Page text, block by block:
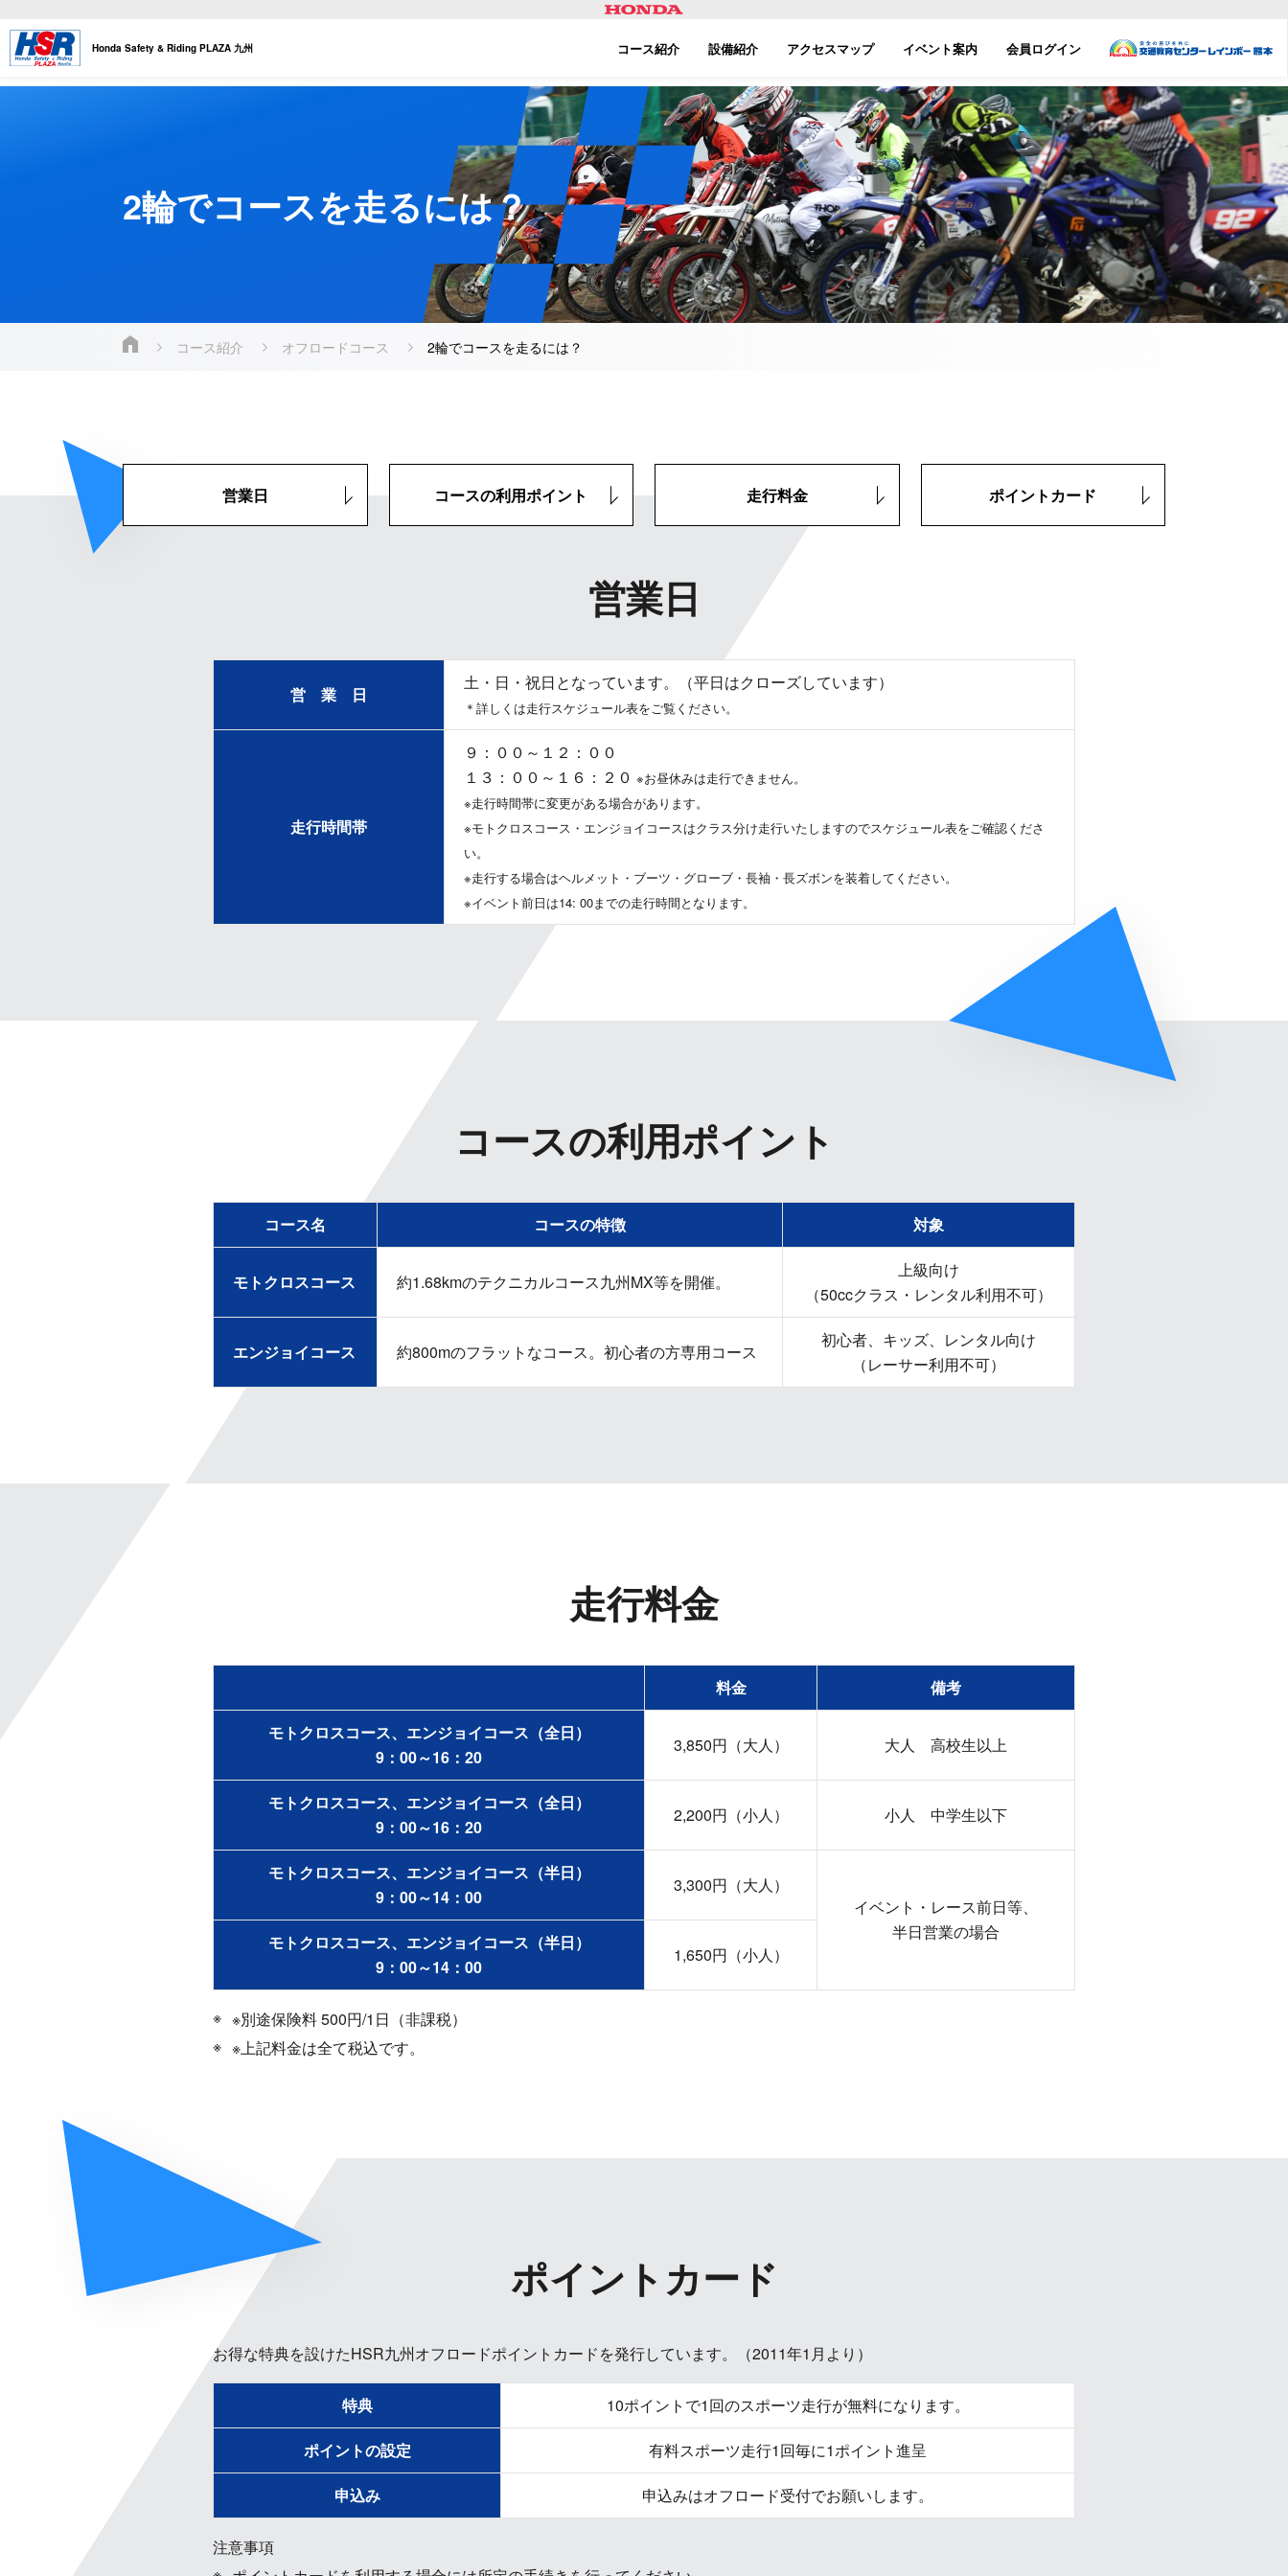
Honda Safety & Riding PLAZA 九州 コース紹介 設備紹介 アクセスマップ イベント案内 会員ログイン
2輪でコースを走るには？
コース紹介 オフロードコース 2輪でコースを走るには？
営業日 コースの利用ポイント 走行料金 ポイントカード
営業日
営 業 日
土・日・祝日となっています。（平日はクローズしています）
＊詳しくは走行スケジュール表をご覧ください。
走行時間帯
９：００～１２：００
１３：００～１６：２０ ※お昼休みは走行できません。
※走行時間帯に変更がある場合があります。
※モトクロスコース・エンジョイコースはクラス分け走行いたしますのでスケジュール表をご確認くださ
い。
※走行する場合はヘルメット・ブーツ・グローブ・長袖・長ズボンを装着してください。
※イベント前日は14: 00までの走行時間となります。
コースの利用ポイント
コース名 コースの特徴 対象
モトクロスコース 約1.68kmのテクニカルコース九州MX等を開催。
上級向け
（50ccクラス・レンタル利用不可）
エンジョイコース 約800mのフラットなコース。初心者の方専用コース
初心者、キッズ、レンタル向け
（レーサー利用不可）
走行料金
料金 備考
モトクロスコース、エンジョイコース（全日）
9：00～16：20
3,850円（大人） 大人 高校生以上
モトクロスコース、エンジョイコース（全日）
9：00～16：20
2,200円（小人） 小人 中学生以下
モトクロスコース、エンジョイコース（半日）
9：00～14：00
3,300円（大人）
イベント・レース前日等、
半日営業の場合
モトクロスコース、エンジョイコース（半日）
9：00～14：00
1,650円（小人）
※別途保険料 500円/1日（非課税）
※上記料金は全て税込です。
ポイントカード
お得な特典を設けたHSR九州オフロードポイントカードを発行しています。（2011年1月より）
特典 10ポイントで1回のスポーツ走行が無料になります。
ポイントの設定 有料スポーツ走行1回毎に1ポイント進呈
申込み 申込みはオフロード受付でお願いします。
注意事項